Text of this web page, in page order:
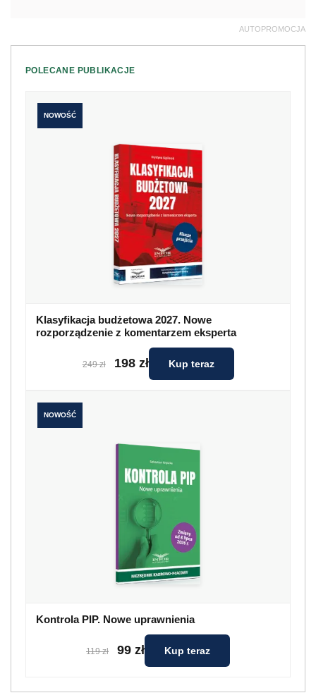
AUTOPROMOCJA
POLECANE PUBLIKACJE
NOWOŚĆ
Klasyfikacja budżetowa 2027. Nowe
rozporządzenie z komentarzem eksperta
249 zł 198 zł Kup teraz
NOWOŚĆ
Kontrola PIP. Nowe uprawnienia
119 zł 99 zł Kup teraz